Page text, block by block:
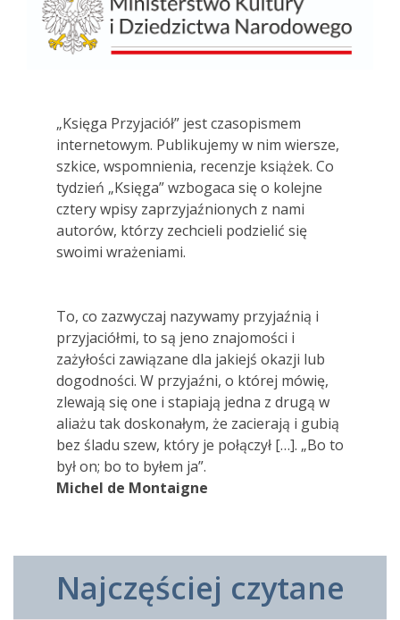
„Księga Przyjaciół” jest czasopismem
internetowym. Publikujemy w nim wiersze,
szkice, wspomnienia, recenzje książek. Co
tydzień „Księga” wzbogaca się o kolejne
cztery wpisy zaprzyjaźnionych z nami
autorów, którzy zechcieli podzielić się
swoimi wrażeniami.
To, co zazwyczaj nazywamy przyjaźnią i
przyjaciółmi, to są jeno znajomości i
zażyłości zawiązane dla jakiejś okazji lub
dogodności. W przyjaźni, o której mówię,
zlewają się one i stapiają jedna z drugą w
aliażu tak doskonałym, że zacierają i gubią
bez śladu szew, który je połączył […]. „Bo to
był on; bo to byłem ja”.
Michel de Montaigne
Najczęściej czytane